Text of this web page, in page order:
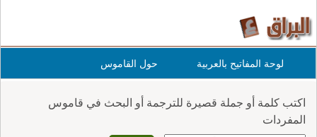
لوحة المفاتيح بالعربية حول القاموس
اكتب كلمة أو جملة قصيرة للترجمة أو البحث في قاموس
المفردات